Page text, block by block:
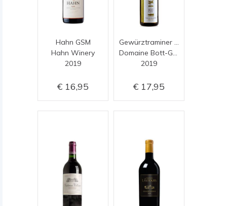
Hahn GSM
Hahn Winery
2019
16,95
2019
17,95